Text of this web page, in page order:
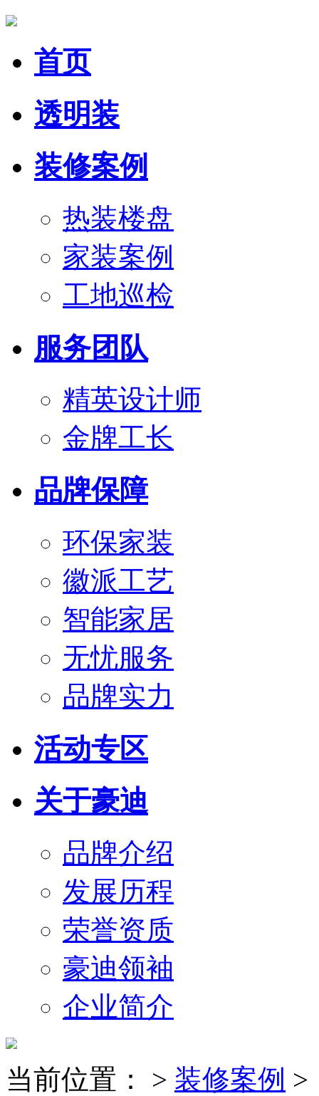
首页
透明装
装修案例
热装楼盘
家装案例
工地巡检
服务团队
精英设计师
金牌工长
品牌保障
环保家装
徽派工艺
智能家居
无忧服务
品牌实力
活动专区
关于豪迪
品牌介绍
发展历程
荣誉资质
豪迪领袖
企业简介
当前位置： > 装修案例 >